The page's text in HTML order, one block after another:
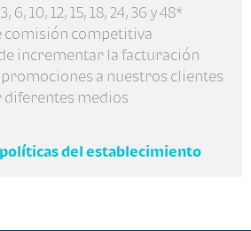
6, 10, 12, 15, 18, 24, 36 y 48*
comisión competitiva
incrementar la facturación
a nuestros clientes
diferentes medios
del establecimiento